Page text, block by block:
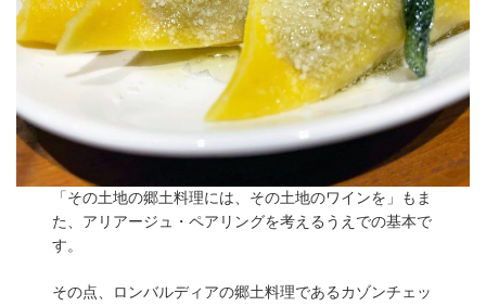
「その土地の郷土料理には、その土地のワインを」もま
た、アリアージュ・ペアリングを考えるうえでの基本で
す。
その点、ロンバルディアの郷土料理であるカゾンチェッ